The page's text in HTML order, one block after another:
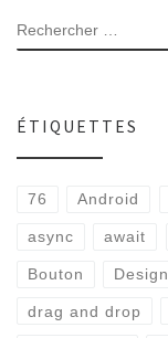
RECHERCHER
ÉTIQUETTES
76 Android
async await
Bouton Design
drag and drop